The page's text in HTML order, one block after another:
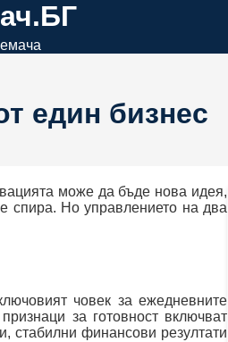
един бизнес
може да бъде нова идея,
спира. Но управлението на два
човек за ежедневните
за готовност включват
стабилни финансови резултати